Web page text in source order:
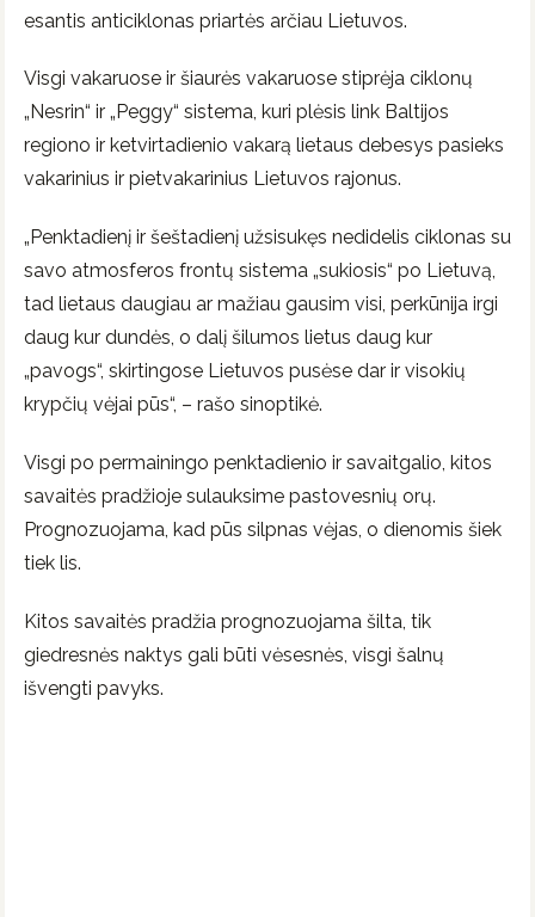
esantis anticiklonas priartės arčiau Lietuvos.
Visgi vakaruose ir šiaurės vakaruose stiprėja ciklonų
„Nesrin“ ir „Peggy“ sistema, kuri plėsis link Baltijos
regiono ir ketvirtadienio vakarą lietaus debesys pasieks
vakarinius ir pietvakarinius Lietuvos rajonus.
„Penktadienį ir šeštadienį užsisukęs nedidelis ciklonas su
savo atmosferos frontų sistema „sukiosis“ po Lietuvą,
tad lietaus daugiau ar mažiau gausim visi, perkūnija irgi
daug kur dundės, o dalį šilumos lietus daug kur
„pavogs“, skirtingose Lietuvos pusėse dar ir visokių
krypčių vėjai pūs“, – rašo sinoptikė.
Visgi po permainingo penktadienio ir savaitgalio, kitos
savaitės pradžioje sulauksime pastovesnių orų.
Prognozuojama, kad pūs silpnas vėjas, o dienomis šiek
tiek lis.
Kitos savaitės pradžia prognozuojama šilta, tik
giedresnės naktys gali būti vėsesnės, visgi šalnų
išvengti pavyks.